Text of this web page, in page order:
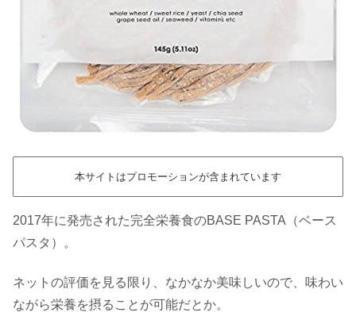
本サイトはプロモーションが含まれています
2017年に発売された完全栄養食のBASE PASTA（ベース
パスタ）。
ネットの評価を見る限り、なかなか美味しいので、味わい
ながら栄養を摂ることが可能だとか。